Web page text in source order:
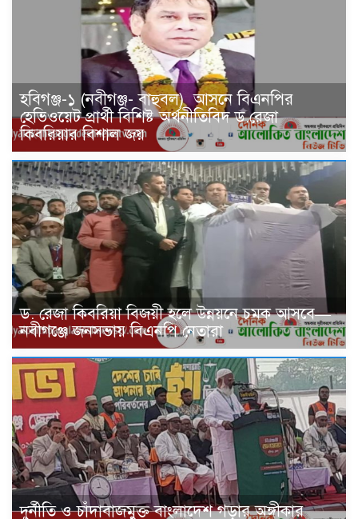
হবিগঞ্জ-১ (নবীগঞ্জ- বাহুবল) আসনে বিএনপির
হেভিওয়েট প্রার্থী বিশিষ্ট অর্থনীতিবিদ ড.রেজা
কিবরিয়ার বিশাল জয়
ড. রেজা কিবরিয়া বিজয়ী হলে উন্নয়নে চমক আসবে—
নবীগঞ্জে জনসভায় বিএনপি নেতারা
দুর্নীতি ও চাঁদাবাজমুক্ত বাংলাদেশ গড়ার অঙ্গীকার